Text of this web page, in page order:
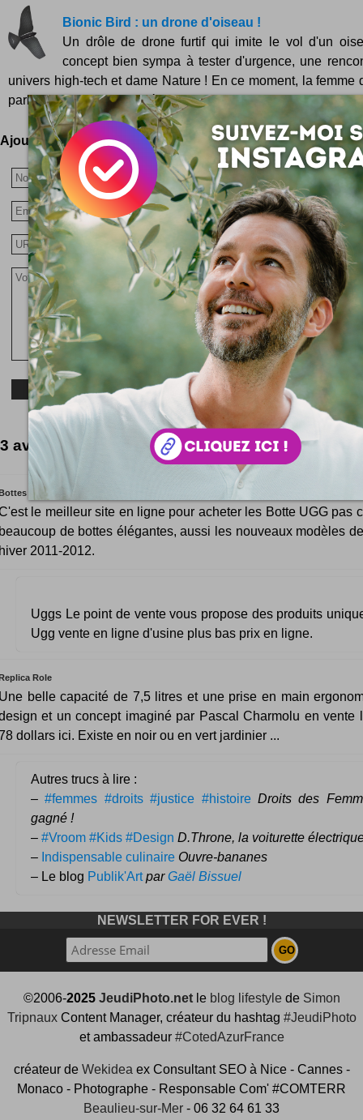
Bionic Bird : un drone d'oiseau !
Un drôle de drone furtif qui imite le vol d'un
concept bien sympa à tester d'urgence, une
univers high-tech et dame Nature ! En ce moment, la femme
parle souvent du biomimétisme, ou l'art d'imiter la nature
Ajoutez votre avis !
3 avis lumineux
ugg p
le meilleur site en ligne pour acheter les Botte UGG pas
de bottes élégantes, aussi les nouveaux modèles
2011-2012.
Uggs Le point de vente vous propose des produits
Ugg vente en ligne d'usine plus bas prix en ligne.
Role
belle capacité de 7,5 litres et une prise en main
et un concept imaginé par Pascal Charmolu en vente
dollars ici. Existe en noir ou en vert jardinier ...
Autres trucs à lire :
–#femmes #droits #justice #histoire Droits des
gagné !
– #Vroom #Kids #Design D.Throne, la voiturette
– Indispensable culinaire Ouvre-bananes
– Le blog Publik'Art parGaël Bissuel
NEWSLETTER FOR EVER !
©2006-2025 JeudiPhoto.netle blog lifestylede Simon
TripnauxContent Manager, créateur du hashtag #JeudiPhoto
et ambassadeur #CotedAzurFrance
créateur de Wekidea ex Consultant SEO à Nice - Cannes -
Monaco - Photographe - Responsable Com' #COMTERR
Beaulieu-sur-Mer - 06 32 64 61 33